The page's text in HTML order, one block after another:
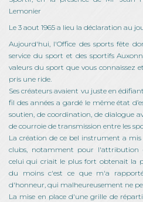
Lemonier
Le 3 aout 1965 a lieu la déclaration au
Aujourd'hui, l'Office des sports fête
service du sport et des sportifs
valeurs du sport que vous connaissez
pris une ride.
Ses créateurs avaient vu juste en
fil des années a gardé le même état
soutien, de coordination, de dialogue
de courroie de transmission entre les
La création de ce bel instrument a
clubs, notamment pour l'attribution
celui qui criait le plus fort obtenait la
du moins c'est ce que m'a
d'honneur, qui malheureusement ne
La mise en place d'une grille de